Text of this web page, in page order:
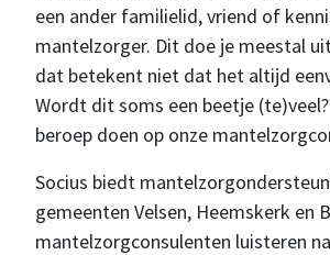
een ander familielid, vriend of
mantelzorger. Dit doe je meestal
dat betekent niet dat het altijd
Wordt dit soms een beetje
beroep doen op onze
Socius biedt
gemeenten Velsen, Heemskerk en
mantelzorgconsulenten luisteren